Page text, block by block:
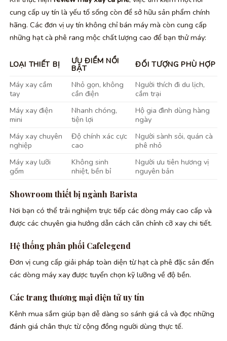
cung cấp uy tín là yếu tố sống còn để sở hữu sản phẩm chính
hãng. Các đơn vị uy tín không chỉ bán máy mà còn cung cấp
những hạt cà phê rang mộc chất lượng cao để bạn thử máy:
LOẠI THIẾT BỊ ƯU ĐIỂM NỔI
BẬT
ĐỐI TƯỢNG PHÙ HỢP
Máy xay cầm
tay
Nhỏ gọn, không
cần điện
Người thích đi du lịch,
cắm trại
Máy xay điện
mini
Nhanh chóng,
tiện lợi
Hộ gia đình dùng hàng
ngày
Máy xay chuyên
nghiệp
Độ chính xác cực
cao
Người sành sỏi, quán cà
phê nhỏ
Máy xay lưỡi
gốm
Không sinh
nhiệt, bền bỉ
Người ưu tiên hương vị
nguyên bản
Showroom thiết bị ngành Barista
Nơi bạn có thể trải nghiệm trực tiếp các dòng máy cao cấp và
được các chuyên gia hướng dẫn cách căn chỉnh cỡ xay chi tiết.
Hệ thống phân phối Cafelegend
Đơn vị cung cấp giải pháp toàn diện từ hạt cà phê đặc sản đến
các dòng máy xay được tuyển chọn kỹ lưỡng về độ bền.
Các trang thương mại điện tử uy tín
Kênh mua sắm giúp bạn dễ dàng so sánh giá cả và đọc những
đánh giá chân thực từ cộng đồng người dùng thực tế.